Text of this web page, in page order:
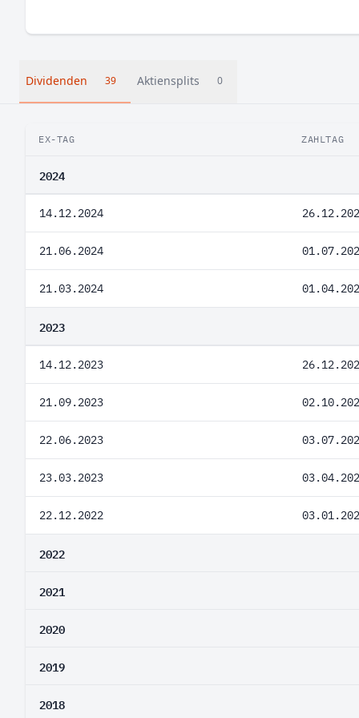
Dividenden 39 Aktiensplits 0
EX-TAG ZAHLTAG
2024
14.12.2024
21.06.2024
21.03.2024
2023
14.12.2023
21.09.2023
22.06.2023
23.03.2023
22.12.2022
2022
2021
2020
2019
2018